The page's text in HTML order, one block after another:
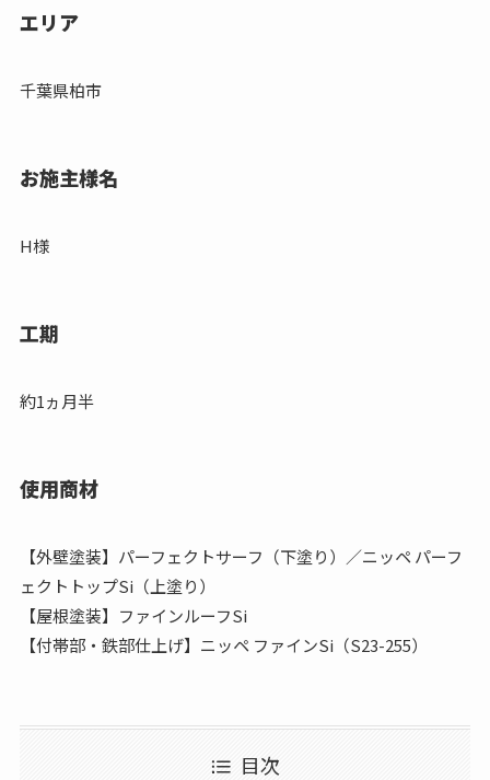
エリア
千葉県柏市
お施主様名
H様
工期
約1ヵ月半
使用商材
【外壁塗装】パーフェクトサーフ（下塗り）／ニッペ パーフ
ェクトトップSi（上塗り）
【屋根塗装】ファインルーフSi
【付帯部・鉄部仕上げ】ニッペ ファインSi（S23-255）
目次